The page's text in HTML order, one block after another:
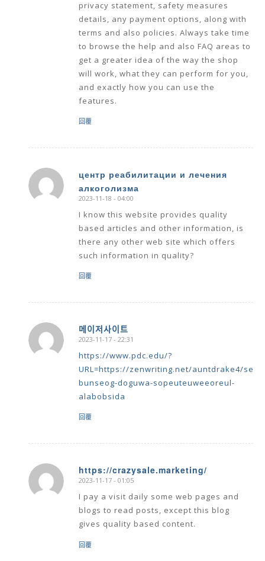
privacy statement, safety measures
details, any payment options, along with
terms and also policies. Always take time
to browse the help and also FAQ areas to
get a greater idea of the way the shop
will work, what they can perform for you,
and exactly how you can use the
features.
回覆
центр реабилитации и лечения
алкоголизма
says:
2023-11-18 - 04:00
I know this website provides quality
based articles and other information, is
there any other web site which offers
such information in quality?
回覆
메이저사이트
says:
2023-11-17 - 22:31
https://www.pdc.edu/?
URL=https://zenwriting.net/auntdrake4/
bunseog-doguwa-sopeuteuweeoreul-
alabobsida
回覆
https://crazysale.marketing/
says:
2023-11-17 - 01:05
I pay a visit daily some web pages and
blogs to read posts, except this blog
gives quality based content.
回覆